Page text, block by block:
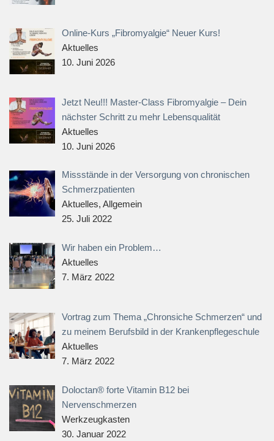
Online-Kurs „Fibromyalgie“ Neuer Kurs!
Aktuelles
10. Juni 2026
Jetzt Neu!!! Master-Class Fibromyalgie – Dein
nächster Schritt zu mehr Lebensqualität
Aktuelles
10. Juni 2026
Missstände in der Versorgung von chronischen
Schmerzpatienten
Aktuelles, Allgemein
25. Juli 2022
Wir haben ein Problem…
Aktuelles
7. März 2022
Vortrag zum Thema „Chronsiche Schmerzen“ und
zu meinem Berufsbild in der Krankenpflegeschule
Aktuelles
7. März 2022
Doloctan® forte Vitamin B12 bei
Nervenschmerzen
Werkzeugkasten
30. Januar 2022